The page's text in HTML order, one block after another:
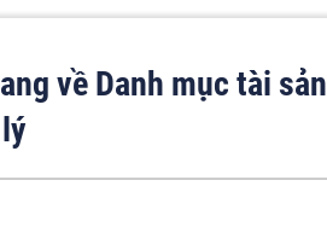
về Danh mục tài sản